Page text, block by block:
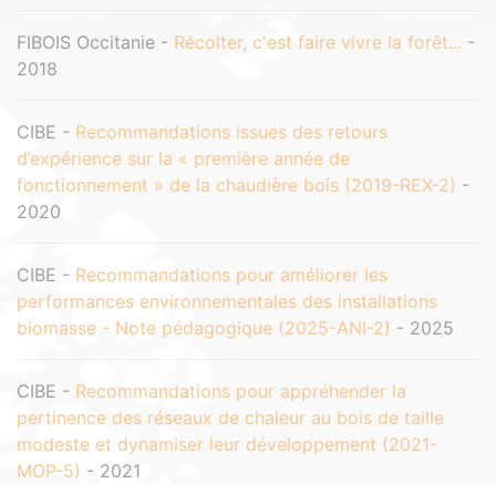
FIBOIS Occitanie - Récolter, c'est faire vivre la forêt... -
2018
CIBE - Recommandations issues des retours
d’expérience sur la « première année de
fonctionnement » de la chaudière bois (2019-REX-2) -
2020
CIBE - Recommandations pour améliorer les
performances environnementales des installations
biomasse - Note pédagogique (2025-ANI-2) - 2025
CIBE - Recommandations pour appréhender la
pertinence des réseaux de chaleur au bois de taille
modeste et dynamiser leur développement (2021-
MOP-5) - 2021